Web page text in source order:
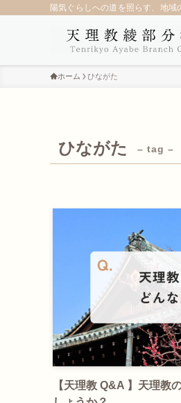
陽気ぐらしへの道を照らす、地域
ホーム ひながた
ひながた – tag –
【天理教 Q&A 】天理教